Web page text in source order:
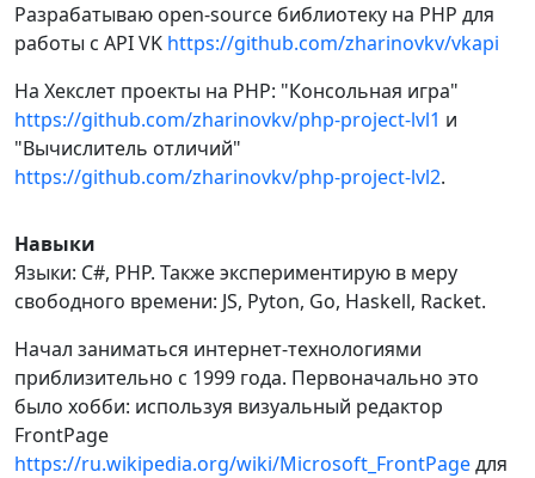
Разрабатываю open-source библиотеку на PHP для
работы с API VK https://github.com/zharinovkv/vkapi
На Хекслет проекты на PHP: "Консольная игра"
https://github.com/zharinovkv/php-project-lvl1 и
"Вычислитель отличий"
https://github.com/zharinovkv/php-project-lvl2.
Навыки
Языки: С#, PHP. Также экспериментирую в меру
свободного времени: JS, Pyton, Go, Haskell, Racket.
Начал заниматься интернет-технологиями
приблизительно с 1999 года. Первоначально это
было хобби: используя визуальный редактор
FrontPage
https://ru.wikipedia.org/wiki/Microsoft_FrontPageдля